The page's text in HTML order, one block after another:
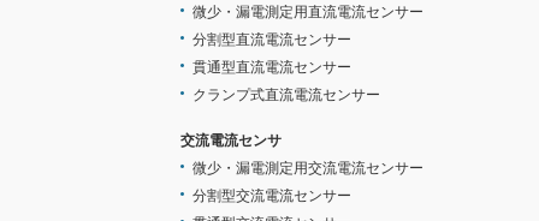
微少・漏電測定用直流電流センサー
分割型直流電流センサー
貫通型直流電流センサー
クランプ式直流電流センサー
交流電流センサ
微少・漏電測定用交流電流センサー
分割型交流電流センサー